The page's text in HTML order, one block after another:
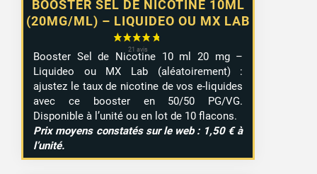
BOOSTER SEL DE NICOTINE 10ML
(20MG/ML) – LIQUIDEO OU MX LAB
Booster Sel de Nicotine 10 ml 20 mg –
Liquideo ou MX Lab (aléatoirement) :
ajustez le taux de nicotine de vos e-liquides
avec ce booster en 50/50 PG/VG.
Disponible à l’unité ou en lot de 10 flacons.
Prix moyens constatés sur le web : 1,50 € à
l’unité.